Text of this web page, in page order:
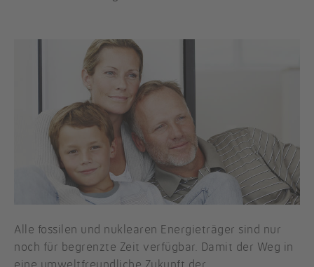
Alle fossilen und nuklearen Energieträger sind nur
noch für begrenzte Zeit verfügbar. Damit der Weg in